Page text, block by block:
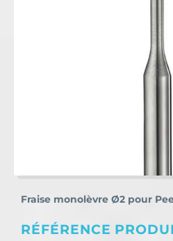
Fraise monolèvre Ø2 pour
RÉFÉRENCE